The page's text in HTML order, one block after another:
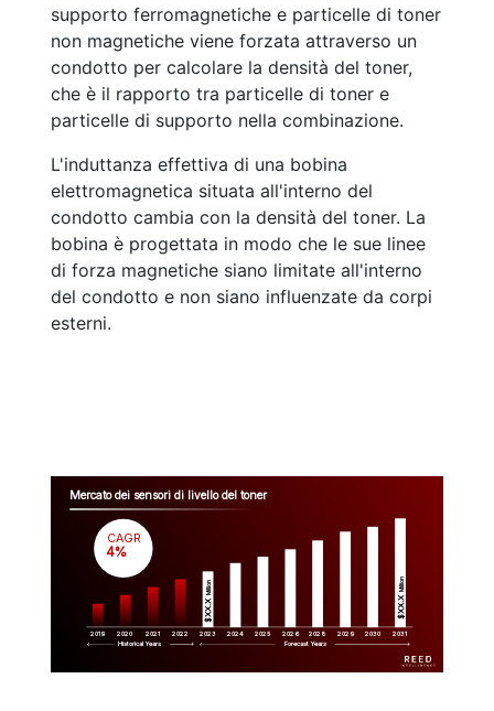
supporto ferromagnetiche e particelle di toner
non magnetiche viene forzata attraverso un
condotto per calcolare la densità del toner,
che è il rapporto tra particelle di toner e
particelle di supporto nella combinazione.
L'induttanza effettiva di una bobina
elettromagnetica situata all'interno del
condotto cambia con la densità del toner. La
bobina è progettata in modo che le sue linee
di forza magnetiche siano limitate all'interno
del condotto e non siano influenzate da corpi
esterni.
Mercato dei sensori di livello del toner
2019 2020 2021 2022 2023 2024 2025 2026 2028 2029 2030 2031
$XX.X
Million
$XX.X
Million
CAGR
4%
Historical Years Forecast Years